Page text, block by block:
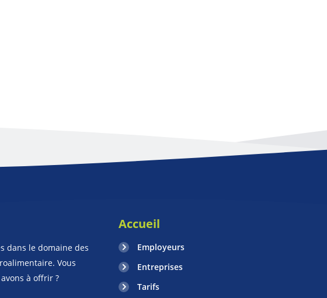
dans le domaine des
Vous
à offrir ?
Accueil
Employeurs
Entreprises
Tarifs